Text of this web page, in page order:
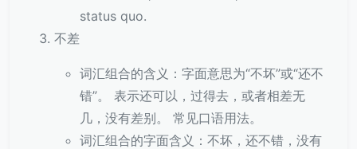
status quo.
不差
词汇组合的含义：字面意思为“不坏”或“还不
错”。 表示还可以，过得去，或者相差无
几，没有差别。 常见口语用法。
词汇组合的字面含义：不坏，还不错，没有